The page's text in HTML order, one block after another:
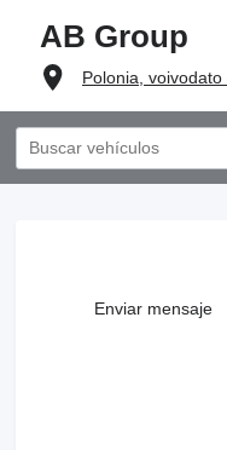
AB Group
Polonia,
Enviar mensaje